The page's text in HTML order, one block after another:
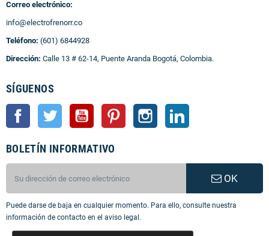
Correo electrónico:
info@electrofrenorr.co
Teléfono: (601) 6844928
Dirección: Calle 13 # 62-14, Puente Aranda Bogotá, Colombia.
SÍGUENOS
Facebook Twitter YouTube Pinterest Instagram
BOLETÍN INFORMATIVO
OK
Puede darse de baja en cualquier momento. Para ello, consulte nuestra
información de contacto en el aviso legal.